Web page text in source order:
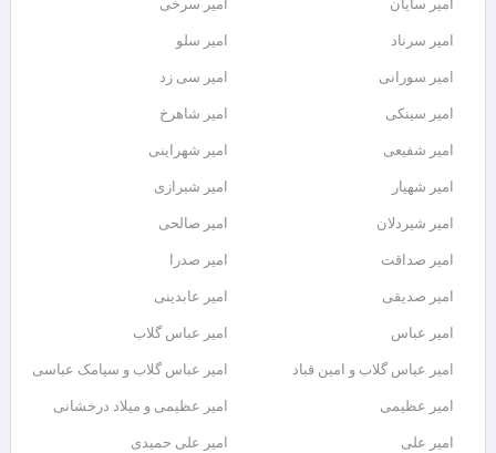
امیر سایان امیر سرخی
امیر سرناد امیر سلو
امیر سورانی امیر سی زد
امیر سینکی امیر شاهرخ
امیر شفیعی امیر شهراینی
امیر شهیار امیر شیرازی
امیر شیردلان امیر صالحی
امیر صداقت امیر صدرا
امیر صدیقی امیر عابدینی
امیر عباس امیر عباس گلاب
امیر عباس گلاب و امین قباد امیر عباس گلاب و سیامک عباسی
امیر عظیمی امیر عظیمی و میلاد درخشانی
امیر علی امیر علی حمیدی